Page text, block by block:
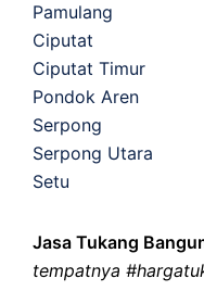
Pamulang
Ciputat
Ciputat Timur
Pondok Aren
Serpong
Serpong Utara
Setu
Jasa Tukang
tempatnya